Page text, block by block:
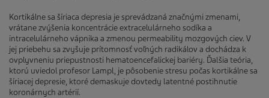
Kortikálne sa šíriaca depresia je sprevádzaná značnými zmenami,
vrátane zvýšenia koncentrácie extracelulárneho sodíka a
intracelulárneho vápnika a zmenou permeability mozgových ciev. V
jej priebehu sa zvyšuje prítomnosť voľných radikálov a dochádza k
ovplyvneniu priepustnosti hematoencefalickej bariéry. Ďalšia teória,
ktorú uviedol profesor Lampl, je pôsobenie stresu počas kortikálne sa
šíriacej depresie, ktoré demaskuje dovtedy latentné postihnutie
koronárnych artérií.